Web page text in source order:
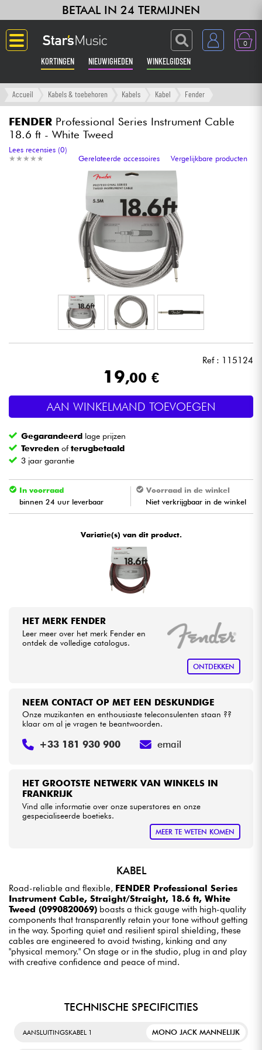
BETAAL IN 24 TERMIJNEN
0
KORTINGEN NIEUWIGHEDEN WINKELGIDSEN
Langue
Gitaar & Bas
Versterker & Effecten
Toetsenbord & Piano
Synths & samplers
Home-studio
Hoofdtelefoon
Microfoon
Licht
Blaasinstrument
Viool & Quatuor
Kabels & toebehoren
Sets
Bekijk onze merken
Accueil Kabels & toebehoren Kabels Kabel Fender
FENDER Professional Series Instrument Cable
18.6 ft - White Tweed
★ ★ ★ ★ ★
★ ★ ★ ★ ★
Lees recensies (0)
Gerelateerde accessoires
Vergelijkbare producten
Ref : 115124
19,00 €
AAN WINKELMAND TOEVOEGEN
Gegarandeerd lage prijzen
Tevreden ofterugbetaald
3 jaar garantie
In voorraad
binnen 24 uur leverbaar
Voorraad in de winkel
Niet verkrijgbaar in de winkel
Variatie(s) van dit product.
HET MERK FENDER
Leer meer over het merk Fender en
ontdek de volledige catalogus.
ONTDEKKEN
HET GROOTSTE NETWERK VAN WINKELS IN
FRANKRIJK
Vind alle informatie over onze superstores en onze
gespecialiseerde boetieks.
MEER TE WETEN KOMEN
NEEM CONTACT OP MET EEN DESKUNDIGE
Onze muzikanten en enthousiaste teleconsulenten staan ??
klaar om al je vragen te beantwoorden.
+33 181 930 900 email
KABEL
Road-reliable and flexible, FENDER Professional Series
Instrument Cable, Straight/Straight, 18.6 ft, White
Tweed (0990820069) boasts a thick gauge with high-quality
components that transparently retain your tone without getting
in the way. Sporting quiet and resilient spiral shielding, these
cables are engineered to avoid twisting, kinking and any
"physical memory." On stage or in the studio, plug in and play
with creative confidence and peace of mind.
TECHNISCHE SPECIFICITIES
AANSLUITINGSKABEL 1 MONO JACK MANNELIJK